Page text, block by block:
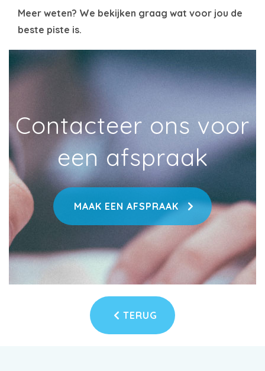
Meer weten? We bekijken graag wat voor jou de
beste piste is.
Contacteer ons voor
een afspraak
MAAK EEN AFSPRAAK
TERUG